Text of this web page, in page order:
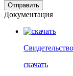
Отправить
Документация
Свидетельство
скачать